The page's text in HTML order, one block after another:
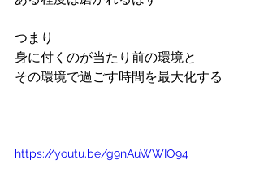
つまり
身に付くのが当たり前の環境と
その環境で過ごす時間を最大化する
https://youtu.be/g9nAuWWIO94